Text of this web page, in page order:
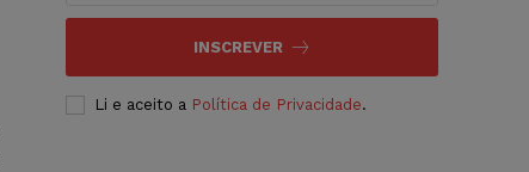
INSCREVER
Li e aceito a Política de Privacidade.